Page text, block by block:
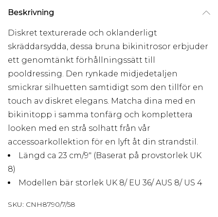
Beskrivning
Diskret texturerade och oklanderligt
skräddarsydda, dessa bruna bikinitrosor erbjuder
ett genomtänkt förhållningssätt till
pooldressing. Den rynkade midjedetaljen
smickrar silhuetten samtidigt som den tillför en
touch av diskret elegans. Matcha dina med en
bikinitopp i samma tonfärg och komplettera
looken med en strå solhatt från vår
accessoarkollektion för en lyft åt din strandstil.
Längd ca 23 cm/9" (Baserat på provstorlek UK
8)
Modellen bär storlek UK 8/ EU 36/ AUS 8/ US 4
SKU: CNH8790/7/58